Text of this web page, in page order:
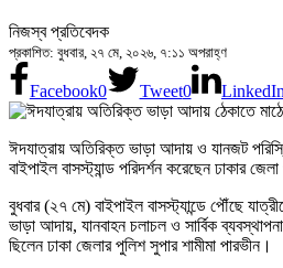
নিজস্ব প্রতিবেদক
প্রকাশিত: বুধবার, ২৭ মে, ২০২৬, ৭:১১ অপরাহ্ণ
Facebook0 Tweet0 LinkedIn
ঈদযাত্রায় অতিরিক্ত ভাড়া আদায় ও যানজট
বাইপাইল বাসস্ট্যান্ড পরিদর্শন করেছেন ঢাকার
বুধবার (২৭ মে) বাইপাইল বাসস্ট্যান্ডে পৌঁছে
ভাড়া আদায়, যানবাহন চলাচল ও সার্বিক
ছিলেন ঢাকা জেলার পুলিশ সুপার শামীমা পারভীন।